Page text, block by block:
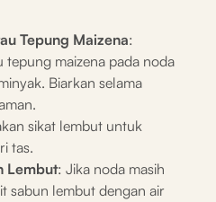
Tepung Maizena:
tepung maizena pada noda
Biarkan selama
sikat lembut untuk
tas.
Lembut: Jika noda masih
sabun lembut dengan air